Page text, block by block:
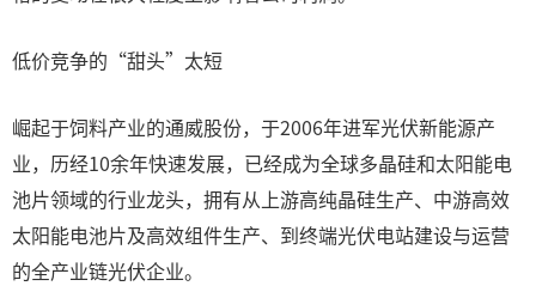
低价竞争的“甜头”太短
崛起于饲料产业的通威股份，于2006年进军光伏新能源产
业，历经10余年快速发展，已经成为全球多晶硅和太阳能电
池片领域的行业龙头，拥有从上游高纯晶硅生产、中游高效
太阳能电池片及高效组件生产、到终端光伏电站建设与运营
的全产业链光伏企业。